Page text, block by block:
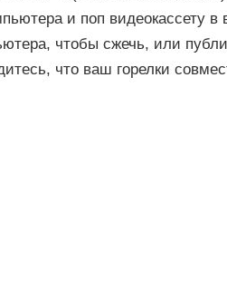
и поп видеокассету
чтобы сжечь, или
что ваш горелки